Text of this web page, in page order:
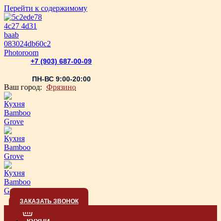
Перейти к содержимому
+7 (903) 687-00-09
ПН-ВС 9:00-20:00
Ваш город: Фрязино
ЗАКАЗАТЬ ЗВОНОК